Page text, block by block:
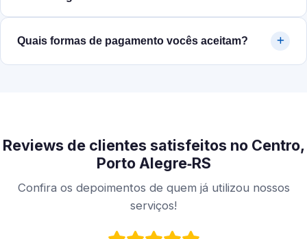
Quais formas de pagamento vocês aceitam?
Reviews de clientes satisfeitos no Centro,
Porto Alegre‑RS
Confira os depoimentos de quem já utilizou nossos
serviços!